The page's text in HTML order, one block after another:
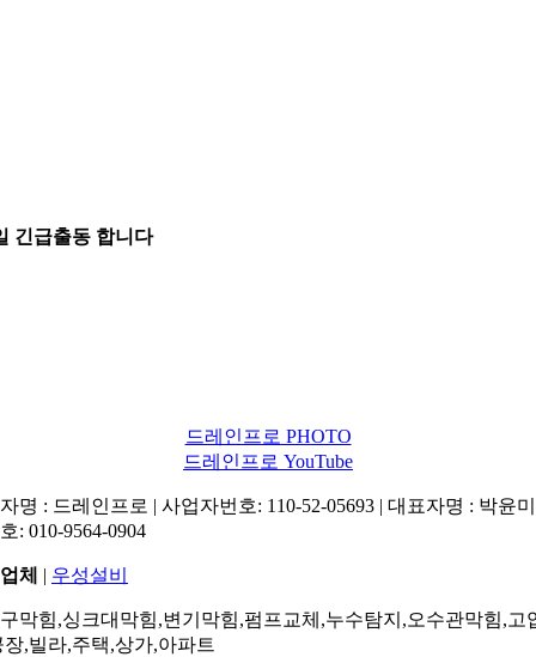
긴급출동 합니다
드레인프로 PHOTO
드레인프로 YouTube
명 : 드레인프로 | 사업자번호: 110-52-05693 | 대표자명 : 박윤
: 010-9564-0904
체 | 우성설비
막힘,싱크대막힘,변기막힘,펌프교체,누수탐지,오수관막힘,고
장,빌라,주택,상가,아파트